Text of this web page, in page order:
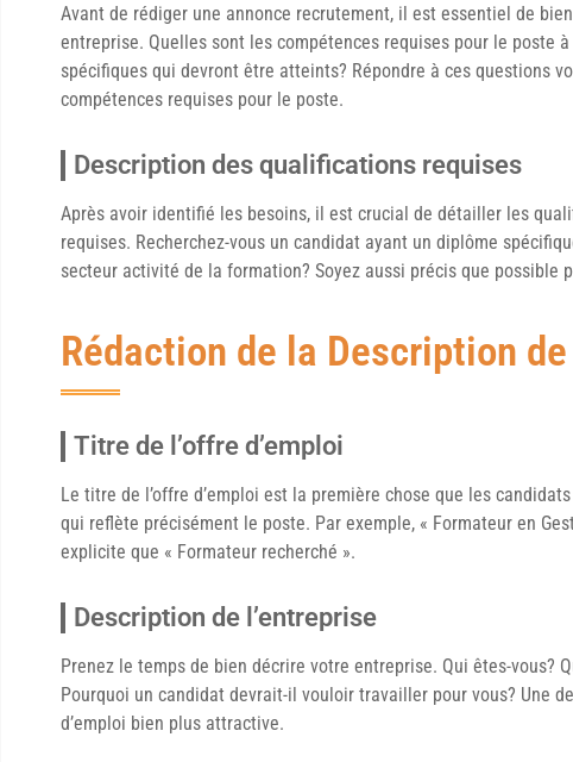
Avant de rédiger une annonce recrutement, il est essentiel de
entreprise. Quelles sont les compétences requises pour le poste
spécifiques qui devront être atteints? Répondre à ces questions
compétences requises pour le poste.
Description des qualifications requises
Après avoir identifié les besoins, il est crucial de détailler les
requises. Recherchez-vous un candidat ayant un diplôme
secteur activité de la formation? Soyez aussi précis que possible
Rédaction de la Description de
Titre de l’offre d’emploi
Le titre de l’offre d’emploi est la première chose que les
qui reflète précisément le poste. Par exemple, « Formateur en
explicite que « Formateur recherché ».
Description de l’entreprise
Prenez le temps de bien décrire votre entreprise. Qui êtes-vous?
Pourquoi un candidat devrait-il vouloir travailler pour vous? Une
d’emploi bien plus attractive.